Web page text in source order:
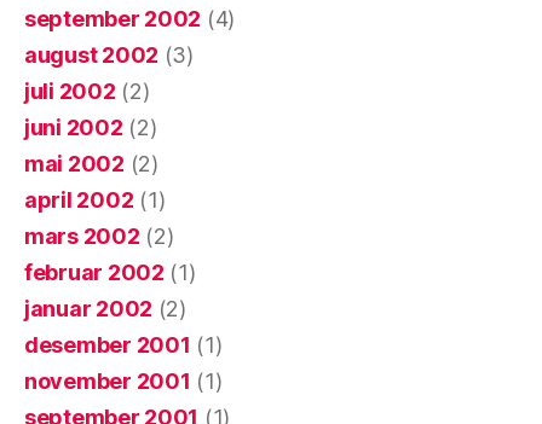
september 2002 (4)
august 2002 (3)
juli 2002 (2)
juni 2002 (2)
mai 2002 (2)
april 2002 (1)
mars 2002 (2)
februar 2002 (1)
januar 2002 (2)
desember 2001 (1)
november 2001 (1)
september 2001 (1)